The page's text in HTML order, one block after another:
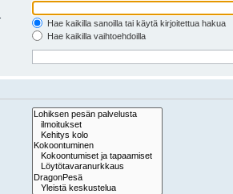
Hae kaikilla sanoilla tai käytä kirjoitettua hakua
Hae kaikilla vaihtoehdoilla